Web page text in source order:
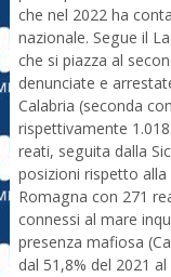
che nel 2022 ha
nazionale. Segue il
che si piazza al
denunciate e
Calabria (seconda
rispettivamente
reati, seguita dalla
posizioni rispetto alla
Romagna con 271
connessi al mare
presenza mafiosa
dal 51,8% del 2021